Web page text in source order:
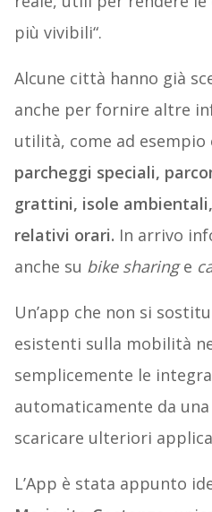
più vivibili“.
Alcune città hanno già
anche per fornire altre
utilità, come ad esempio
parcheggi speciali,
grattini, isole
relativi orari. In arrivo
anche su bike sharinge
Un’app che non si
esistenti sulla mobilità
semplicemente le
automaticamente da
scaricare ulteriori
L’App è stata appunto